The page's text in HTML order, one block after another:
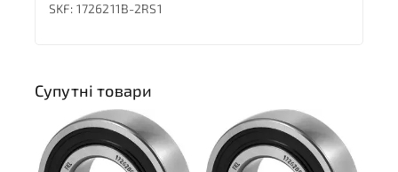
SKF: 1726211B-2RS1
Супутні товари